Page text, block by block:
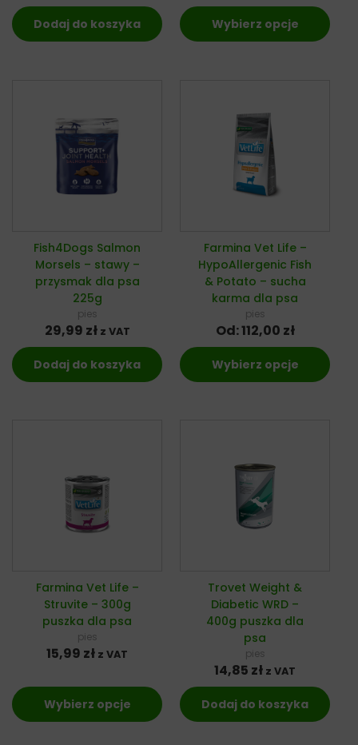
Dodaj do koszyka Wybierz opcje
Fish4Dogs Salmon
Morsels – stawy –
przysmak dla psa
225g
pies
29,99 zł z VAT
Dodaj do koszyka
Farmina Vet Life –
HypoAllergenic Fish
& Potato – sucha
karma dla psa
pies
Od:112,00 zł
Wybierz opcje
Farmina Vet Life –
Struvite – 300g
puszka dla psa
pies
15,99 zł z VAT
Wybierz opcje
Trovet Weight &
Diabetic WRD –
400g puszka dla
psa
pies
14,85 zł z VAT
Dodaj do koszyka